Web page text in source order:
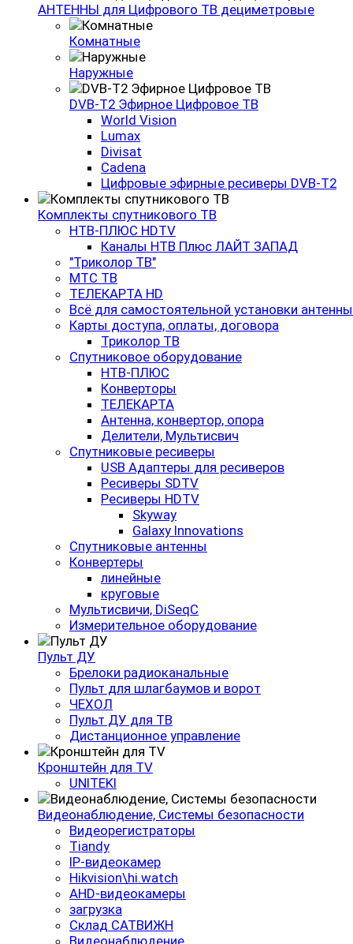
АНТЕННЫ для Цифрового ТВ дециметровые
Комнатные
Наружные
DVB-Т2 Эфирное Цифровое ТВ
World Vision
Lumax
Divisat
Cadena
Цифровые эфирные ресиверы DVB-T2
Комплекты спутникового ТВ
НТВ-ПЛЮС HDTV
Каналы НТВ Плюс ЛАЙТ ЗАПАД
"Триколор ТВ"
МТС ТВ
ТЕЛЕКАРТА HD
Всё для самостоятельной установки антенны
Карты доступа, оплаты, договора
Триколор ТВ
Спутниковое оборудование
НТВ-ПЛЮС
Конверторы
ТЕЛЕКАРТА
Антенна, конвертор, опора
Делители, Мультисвич
Спутниковые ресиверы
USB Адаптеры для ресиверов
Ресиверы SDTV
Ресиверы HDTV
Skyway
Galaxy Innovations
Спутниковые антенны
Конвертеры
линейные
круговые
Мультисвичи, DiSeqC
Измерительное оборудование
Пульт ДУ
Брелоки радиоканальные
Пульт для шлагбаумов и ворот
ЧЕХОЛ
Пульт ДУ для ТВ
Дистанционное управление
Кронштейн для TV
UNITEKI
Видеонаблюдение, Системы безопасности
Видеорегистраторы
Tiandy
IP-видеокамер
Hikvision\hi.watch
AHD-видеокамеры
загрузка
Склад САТВИЖН
Видеонаблюдение